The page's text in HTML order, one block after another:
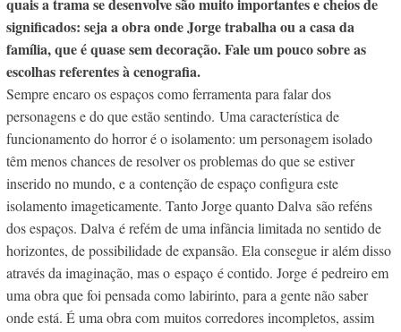
quais a trama se desenvolve são muito importantes e cheios de
significados: seja a obra onde Jorge trabalha ou a casa da
família, que é quase sem decoração. Fale um pouco sobre as
escolhas referentes à cenografia.
Sempre encaro os espaços como ferramenta para falar dos
personagens e do que estão sentindo. Uma característica de
funcionamento do horror é o isolamento: um personagem isolado
têm menos chances de resolver os problemas do que se estiver
inserido no mundo, e a contenção de espaço configura este
isolamento imageticamente. Tanto Jorge quanto Dalva são reféns
dos espaços. Dalva é refém de uma infância limitada no sentido de
horizontes, de possibilidade de expansão. Ela consegue ir além disso
através da imaginação, mas o espaço é contido. Jorge é pedreiro em
uma obra que foi pensada como labirinto, para a gente não saber
onde está. É uma obra com muitos corredores incompletos, assim